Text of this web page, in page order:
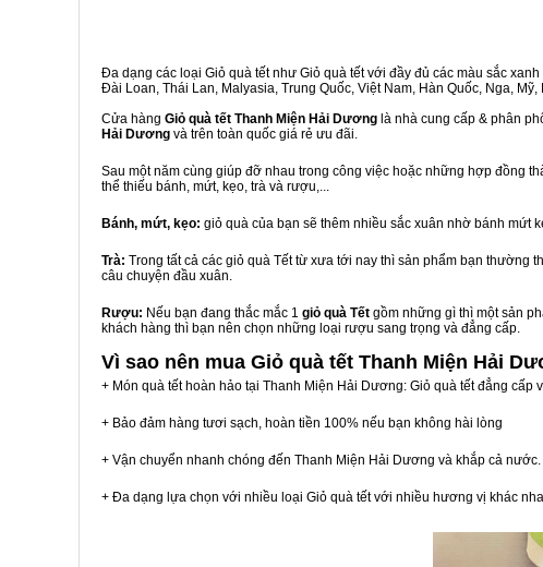
Đa dạng các loại Giỏ quà tết như Giỏ quà tết với đầy đủ các màu sắc
Đài Loan, Thái Lan, Malyasia, Trung Quốc, Việt Nam, Hàn Quốc, Nga, Mỹ,
Cửa hàng Giỏ quà tết Thanh Miện Hải Dương là nhà cung cấp & phân
Hải Dương và trên toàn quốc giá rẻ ưu đãi.
Sau một năm cùng giúp đỡ nhau trong công việc hoặc những hợp đồng
thể thiếu bánh, mứt, kẹo, trà và rượu,...
Bánh, mứt, kẹo: giỏ quà của bạn sẽ thêm nhiều sắc xuân nhờ bánh mứt
Trà: Trong tất cả các giỏ quà Tết từ xưa tới nay thì sản phẩm bạn thường
câu chuyện đầu xuân.
Rượu: Nếu bạn đang thắc mắc 1 giỏ quà Tết gồm những gì thì một sản
khách hàng thì bạn nên chọn những loại rượu sang trọng và đẳng cấp.
Vì sao nên mua Giỏ quà tết Thanh Miện Hải
+ Món quà tết hoàn hảo tại Thanh Miện Hải Dương: Giỏ quà tết đẳng cấp
+ Bảo đảm hàng tươi sạch, hoàn tiền 100% nếu bạn không hài lòng
+ Vận chuyển nhanh chóng đến Thanh Miện Hải Dương và khắp cả nước.
+ Đa dạng lựa chọn với nhiều loại Giỏ quà tết với nhiều hương vị khác